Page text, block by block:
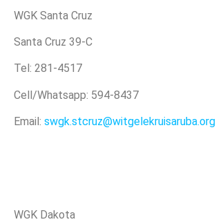
WGK Santa Cruz
Santa Cruz 39-C
Tel: 281-4517
Cell/Whatsapp: 594-8437
Email: swgk.stcruz@witgelekruisaruba.org
WGK Dakota